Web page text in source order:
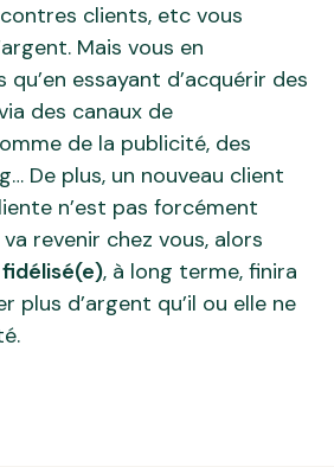
clients, etc vous
Mais vous en
essayant d’acquérir des
des canaux de
de la publicité, des
De plus, un nouveau client
n’est pas forcément
revenir chez vous, alors
, à long terme, finira
plus d’argent qu’il ou elle ne